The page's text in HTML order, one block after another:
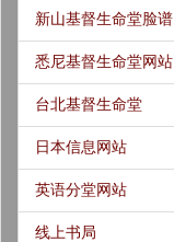
新山基督生命堂脸谱
悉尼基督生命堂网站
台北基督生命堂
日本信息网站
英语分堂网站
线上书局